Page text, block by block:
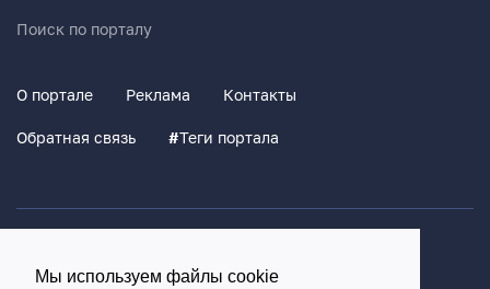
Мы используем файлы cookie
Поиск по порталу
О портале Реклама Контакты
Обратная связь #Теги портала